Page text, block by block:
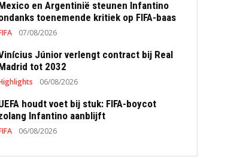
en Argentinië steunen Infantino
toenemende kritiek op FIFA-baas
07/08/2026
Júnior verlengt contract bij Real
tot 2032
06/08/2026
houdt voet bij stuk: FIFA-boycot
Infantino aanblijft
06/08/2026